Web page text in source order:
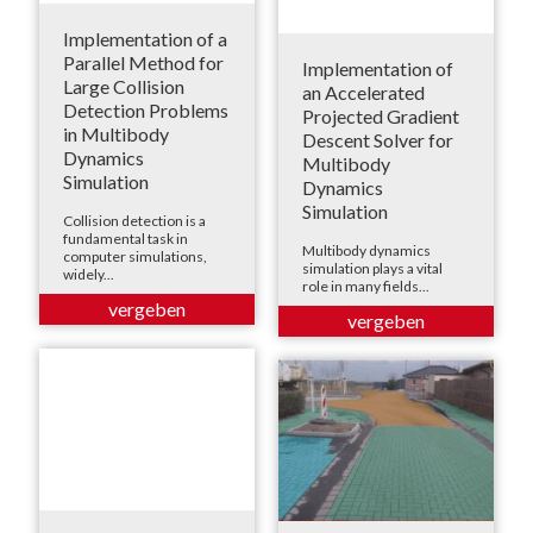
Implementation of a
Parallel Method for
Large Collision
Detection Problems
in Multibody
Dynamics
Simulation
Collision detection is a
fundamental task in
computer simulations,
widely...
Implementation of
an Accelerated
Projected Gradient
Descent Solver for
Multibody
Dynamics
Simulation
Multibody dynamics
simulation plays a vital
role in many fields...